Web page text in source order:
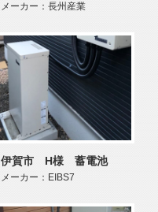
メーカー：長州産業
伊賀市 H様 蓄電池
メーカー：EIBS7